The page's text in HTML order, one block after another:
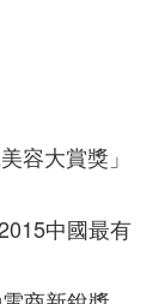
容大賞獎」
中國最有